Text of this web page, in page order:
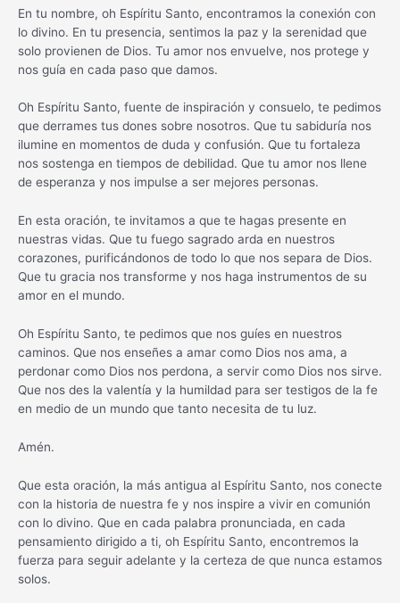
En tu nombre, oh Espíritu Santo, encontramos la conexión con
lo divino. En tu presencia, sentimos la paz y la serenidad que
solo provienen de Dios. Tu amor nos envuelve, nos protege y
nos guía en cada paso que damos.
Oh Espíritu Santo, fuente de inspiración y consuelo, te pedimos
que derrames tus dones sobre nosotros. Que tu sabiduría nos
ilumine en momentos de duda y confusión. Que tu fortaleza
nos sostenga en tiempos de debilidad. Que tu amor nos llene
de esperanza y nos impulse a ser mejores personas.
En esta oración, te invitamos a que te hagas presente en
nuestras vidas. Que tu fuego sagrado arda en nuestros
corazones, purificándonos de todo lo que nos separa de Dios.
Que tu gracia nos transforme y nos haga instrumentos de su
amor en el mundo.
Oh Espíritu Santo, te pedimos que nos guíes en nuestros
caminos. Que nos enseñes a amar como Dios nos ama, a
perdonar como Dios nos perdona, a servir como Dios nos sirve.
Que nos des la valentía y la humildad para ser testigos de la fe
en medio de un mundo que tanto necesita de tu luz.
Amén.
Que esta oración, la más antigua al Espíritu Santo, nos conecte
con la historia de nuestra fe y nos inspire a vivir en comunión
con lo divino. Que en cada palabra pronunciada, en cada
pensamiento dirigido a ti, oh Espíritu Santo, encontremos la
fuerza para seguir adelante y la certeza de que nunca estamos
solos.